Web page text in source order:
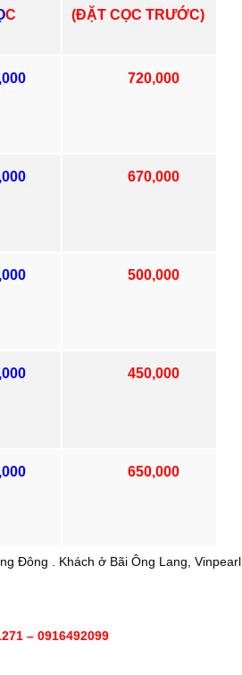
C (ĐẶT CỌC TRƯỚC)
720,000
670,000
500,000
450,000
650,000
Đông . Khách ở Bãi Ông Lang, Vinpearl
– 0916492099